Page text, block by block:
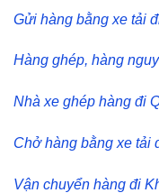
Gửi hàng bằng xe tải
Hàng ghép, hàng
Nhà xe ghép hàng đi
Chở hàng bằng xe tải
Vận chuyển hàng đi